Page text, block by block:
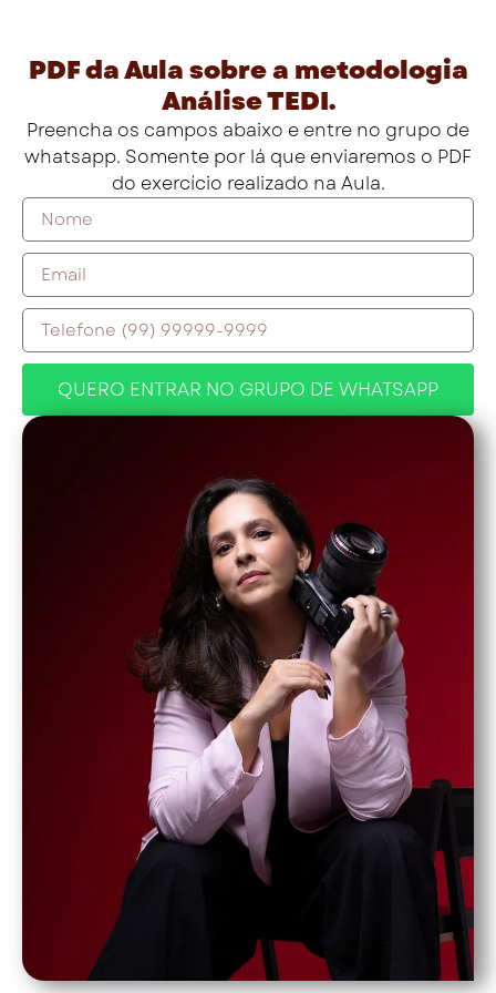
PDF da Aula sobre a metodologia
Análise TEDI.
Preencha os campos abaixo e entre no grupo de
whatsapp. Somente por lá que enviaremos o PDF
do exercício realizado na Aula.
QUERO ENTRAR NO GRUPO DE WHATSAPP